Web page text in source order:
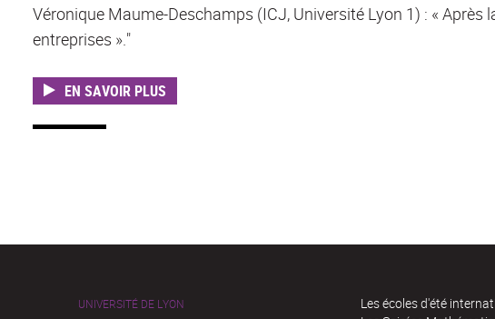
Véronique Maume-Deschamps (ICJ, Université Lyon 1) : « Après
entreprises »."
EN SAVOIR PLUS
UNIVERSITÉ DE LYON
Les écoles d'été